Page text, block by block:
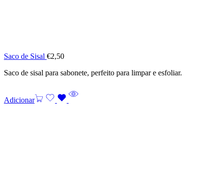
Saco de Sisal €2,50
Saco de sisal para sabonete, perfeito para limpar e esfoliar.
Adicionar